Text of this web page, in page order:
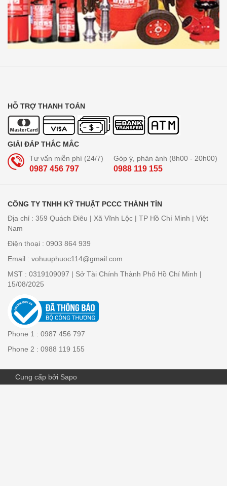
HỖ TRỢ THANH TOÁN
GIẢI ĐÁP THẮC MẮC
Tư vấn miễn phí (24/7)
0987 456 797
Góp ý, phản ánh (8h00 - 20h00)
0988 119 155
CÔNG TY TNHH KỸ THUẬT PCCC THÀNH TÍN
Địa chỉ : 359 Quách Điêu | Xã Vĩnh Lộc | TP Hồ Chí Minh | Việt
Nam
Điện thoại : 0903 864 939
Email : vohuuphuoc114@gmail.com
MST : 0319109097 | Sở Tài Chính Thành Phố Hồ Chí Minh |
15/08/2025
Phone 1 : 0987 456 797
Phone 2 : 0988 119 155
Cung cấp bởi Sapo